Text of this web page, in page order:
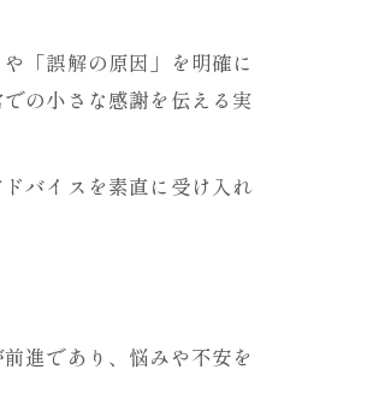
「誤解の原因」を明確に
の小さな感謝を伝える実
バイスを素直に受け入れ
進であり、悩みや不安を